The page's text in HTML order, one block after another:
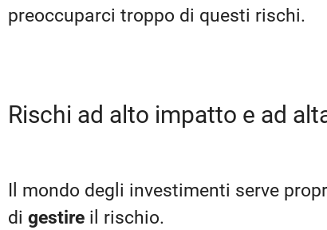
preoccuparci troppo di questi rischi.
Rischi ad alto impatto e ad
Il mondo degli investimenti serve
di gestire il rischio.